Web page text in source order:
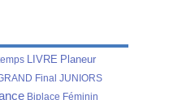
LIVRE Planeur
Final JUNIORS
Biplace Féminin